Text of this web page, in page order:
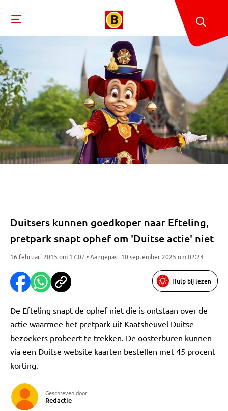
Duitsers kunnen goedkoper naar Efteling,
pretpark snapt ophef om 'Duitse actie' niet
16 februari 2015 om 17:07 • Aangepast 10 september 2025 om 02:23
Hulp bij lezen
De Efteling snapt de ophef niet die is ontstaan over de
actie waarmee het pretpark uit Kaatsheuvel Duitse
bezoekers probeert te trekken. De oosterburen kunnen
via een Duitse website kaarten bestellen met 45 procent
korting.
Geschreven door
Redactie